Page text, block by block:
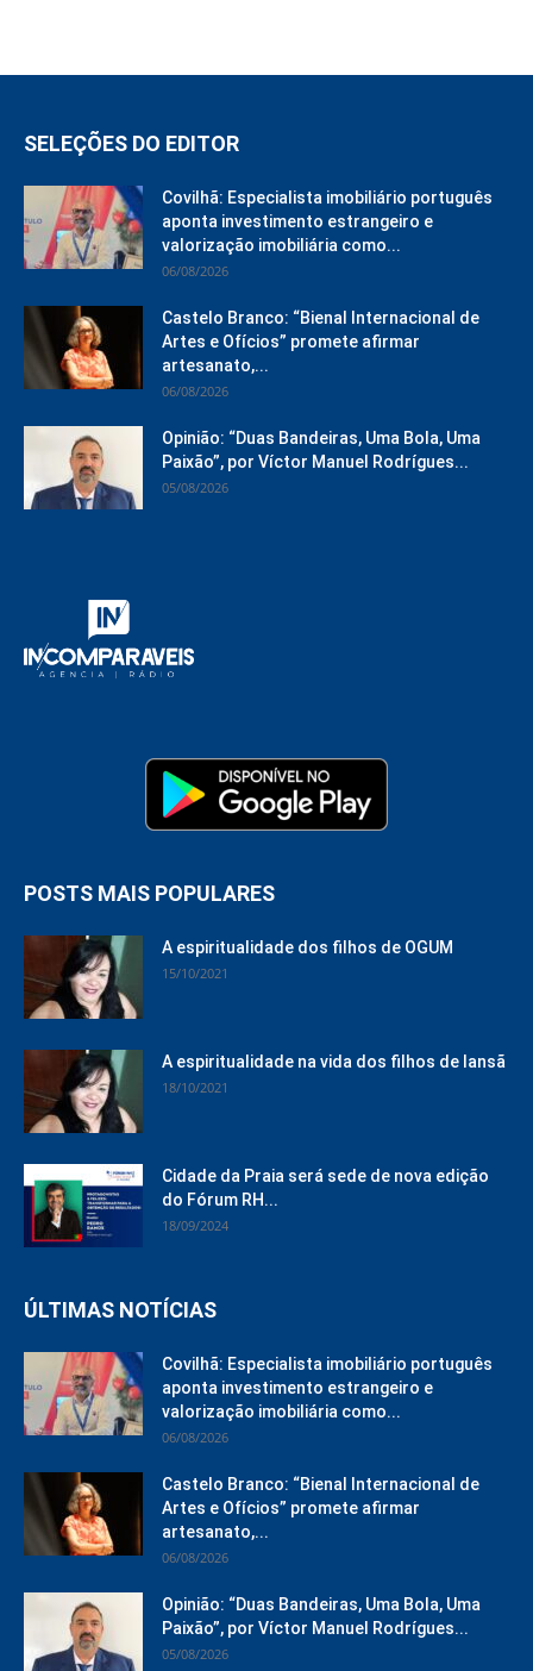
SELEÇÕES DO EDITOR
Covilhã: Especialista imobiliário português
aponta investimento estrangeiro e
valorização imobiliária como...
06/08/2026
Castelo Branco: “Bienal Internacional de
Artes e Ofícios” promete afirmar
artesanato,...
06/08/2026
Opinião: “Duas Bandeiras, Uma Bola, Uma
Paixão”, por Víctor Manuel Rodrígues...
05/08/2026
POSTS MAIS POPULARES
A espiritualidade dos filhos de OGUM
15/10/2021
A espiritualidade na vida dos filhos de Iansã
18/10/2021
Cidade da Praia será sede de nova edição
do Fórum RH...
18/09/2024
ÚLTIMAS NOTÍCIAS
Covilhã: Especialista imobiliário português
aponta investimento estrangeiro e
valorização imobiliária como...
06/08/2026
Castelo Branco: “Bienal Internacional de
Artes e Ofícios” promete afirmar
artesanato,...
06/08/2026
Opinião: “Duas Bandeiras, Uma Bola, Uma
Paixão”, por Víctor Manuel Rodrígues...
05/08/2026